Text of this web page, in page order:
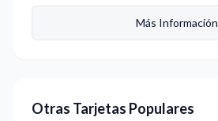
Más Información
Otras Tarjetas Populares